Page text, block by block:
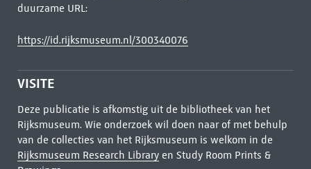
duurzame URL:
https://id.rijksmuseum.nl/300340076
VISITE
Deze publicatie is afkomstig uit de bibliotheek van het
Rijksmuseum. Wie onderzoek wil doen naar of met behulp
van de collecties van het Rijksmuseum is welkom in de
Rijksmuseum Research Libraryen Study Room Prints &